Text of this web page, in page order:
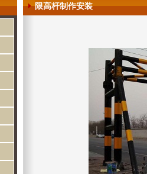
限高杆制作安装